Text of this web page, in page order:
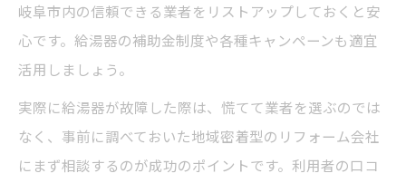
岐阜市内の信頼できる業者をリストアップしておくと安
心です。給湯器の補助金制度や各種キャンペーンも適宜
活用しましょう。
実際に給湯器が故障した際は、慌てて業者を選ぶのでは
なく、事前に調べておいた地域密着型のリフォーム会社
にまず相談するのが成功のポイントです。利用者の口コ